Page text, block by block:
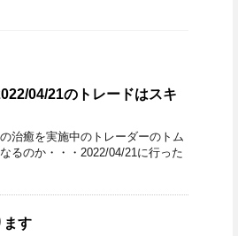
04/21のトレードはスキ
治癒を実施中のトレーダーのトム
るのか・・・2022/04/21に行った
ます